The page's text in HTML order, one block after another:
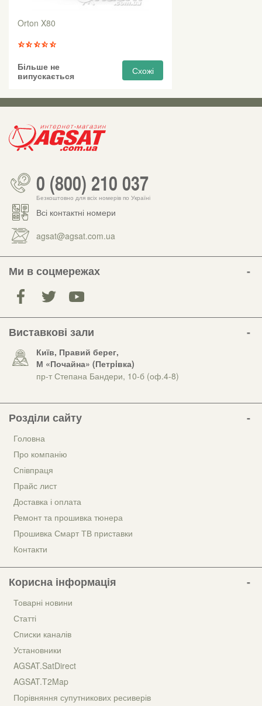
Orton X80
Більше не
випускається
Схожі
0 (800) 210 037
Безкоштовно для всіх номерів по Україні
Всі контактні номери
agsat@agsat.com.ua
Ми в соцмережах
Виставкові зали
Київ, Правий берег,
М «Почайна» (Петрiвка)
пр-т Степана Бандери, 10-б (оф.4-8)
Розділи сайту
Головна
Про компанію
Співпраця
Прайс лист
Доставка і оплата
Ремонт та прошивка тюнера
Прошивка Смарт ТВ приставки
Контакти
Корисна інформація
Товарні новини
Статті
Списки каналів
Установники
AGSAT.SatDirect
AGSAT.T2Map
Порівняння супутникових ресиверів